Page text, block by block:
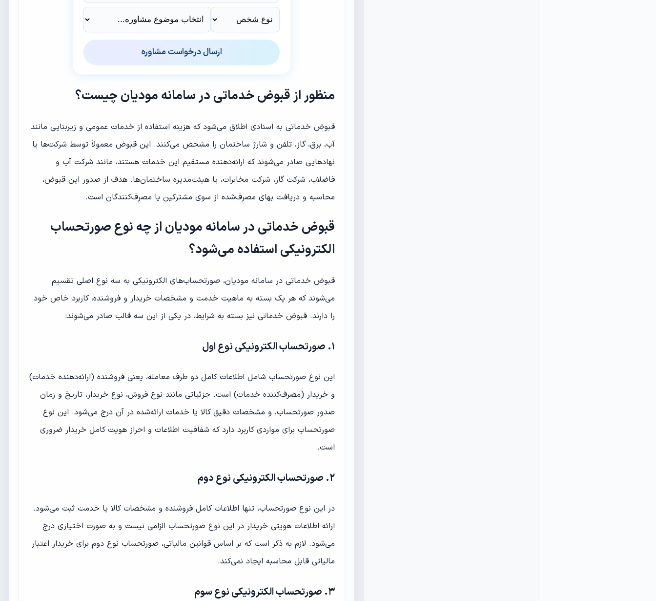
ارسال درخواست مشاوره
منظور از قبوض خدماتی در سامانه مودیان چیست؟
قبوض خدماتی به اسنادی اطلاق می‌شود که هزینه استفاده از خدمات عمومی و زیربنایی مانند
آب، برق، گاز، تلفن و شارژ ساختمان را مشخص می‌کنند. این قبوض معمولاً توسط شرکت‌ها یا
نهادهایی صادر می‌شوند که ارائه‌دهنده مستقیم این خدمات هستند، مانند شرکت آب و
فاضلاب، شرکت گاز، شرکت مخابرات، یا هیئت‌مدیره ساختمان‌ها. هدف از صدور این قبوض،
محاسبه و دریافت بهای مصرف‌شده از سوی مشترکین یا مصرف‌کنندگان است.
قبوض خدماتی در سامانه مودیان از چه نوع صورتحساب
الکترونیکی استفاده می‌شود؟
قبوض خدماتی در سامانه مودیان، صورتحساب‌های الکترونیکی به سه نوع اصلی تقسیم
می‌شوند که هر یک بسته به ماهیت خدمت و مشخصات خریدار و فروشنده، کاربرد خاص خود
را دارند. قبوض خدماتی نیز بسته به شرایط، در یکی از این سه قالب صادر می‌شوند:
۱. صورتحساب الکترونیکی نوع اول
این نوع صورتحساب شامل اطلاعات کامل دو طرف معامله، یعنی فروشنده (ارائه‌دهنده خدمات)
و خریدار (مصرف‌کننده خدمات) است. جزئیاتی مانند نوع فروش، نوع خریدار، تاریخ و زمان
صدور صورتحساب، و مشخصات دقیق کالا یا خدمات ارائه‌شده در آن درج می‌شود. این نوع
صورتحساب برای مواردی کاربرد دارد که شفافیت اطلاعات و احراز هویت کامل خریدار ضروری
است.
۲. صورتحساب الکترونیکی نوع دوم
در این نوع صورتحساب، تنها اطلاعات کامل فروشنده و مشخصات کالا یا خدمت ثبت می‌شود.
ارائه اطلاعات هویتی خریدار در این نوع صورتحساب الزامی نیست و به صورت اختیاری درج
می‌شود. لازم به ذکر است که بر اساس قوانین مالیاتی، صورتحساب نوع دوم برای خریدار اعتبار
مالیاتی قابل محاسبه ایجاد نمی‌کند.
۳. صورتحساب الکترونیکی نوع سوم